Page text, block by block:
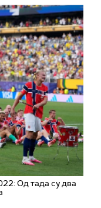
Од тада су два